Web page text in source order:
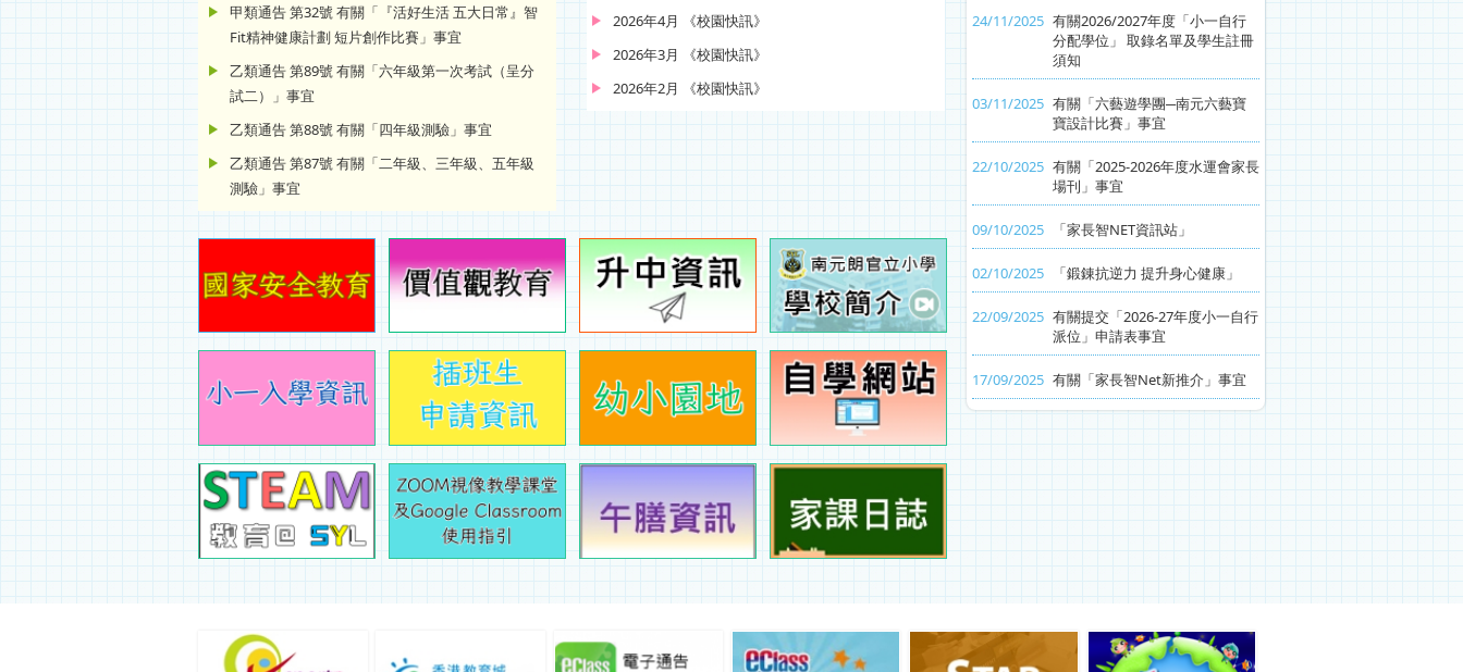
甲類通告 第32號 有關「『活好生活 五大日常』智
Fit精神健康計劃 短片創作比賽」事宜
乙類通告 第89號 有關「六年級第一次考試（呈分
試二）」事宜
乙類通告 第88號 有關「四年級測驗」事宜
乙類通告 第87號 有關「二年級、三年級、五年級
測驗」事宜
2026年4月 《校園快訊》
2026年3月 《校園快訊》
2026年2月 《校園快訊》
24/11/2025 有關2026/2027年度「小一自行
分配學位」 取錄名單及學生註冊
須知
03/11/2025 有關「六藝遊學團─南元六藝寶
寶設計比賽」事宜
22/10/2025 有關「2025-2026年度水運會家長
場刊」事宜
09/10/2025 「家長智NET資訊站」
02/10/2025 「鍛錬抗逆力 提升身心健康」
22/09/2025 有關提交「2026-27年度小一自行
派位」申請表事宜
17/09/2025 有關「家長智Net新推介」事宜